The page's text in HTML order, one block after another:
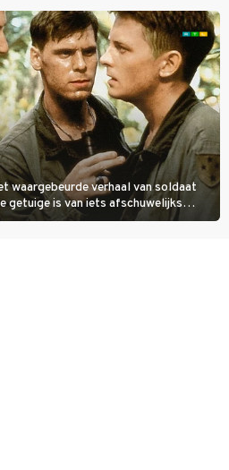
waargebeurde verhaal van soldaat
getuige is van iets afschuwelijks
besluit uit de school te klappen.